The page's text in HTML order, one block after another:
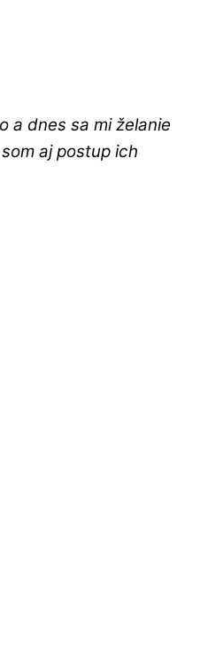
a dnes sa mi želanie
aj postup ich